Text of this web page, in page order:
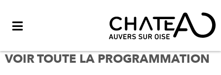
VOIR TOUTE LA PROGRAMMATION